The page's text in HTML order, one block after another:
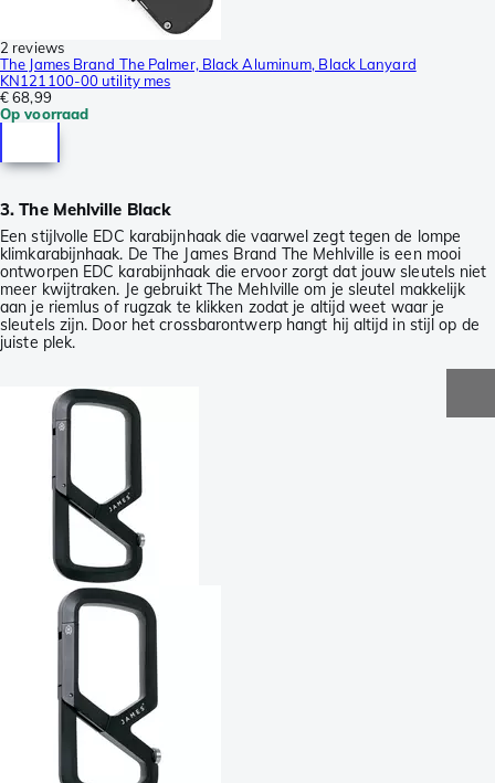
2 reviews
The James Brand The Palmer, Black Aluminum, Black Lanyard
KN121100-00 utility mes
€ 68,99
Op voorraad
3. The Mehlville Black
Een stijlvolle EDC karabijnhaak die vaarwel zegt tegen de lompe
klimkarabijnhaak. De The James Brand The Mehlville is een mooi
ontworpen EDC karabijnhaak die ervoor zorgt dat jouw sleutels niet
meer kwijtraken. Je gebruikt The Mehlville om je sleutel makkelijk
aan je riemlus of rugzak te klikken zodat je altijd weet waar je
sleutels zijn. Door het crossbarontwerp hangt hij altijd in stijl op de
juiste plek.